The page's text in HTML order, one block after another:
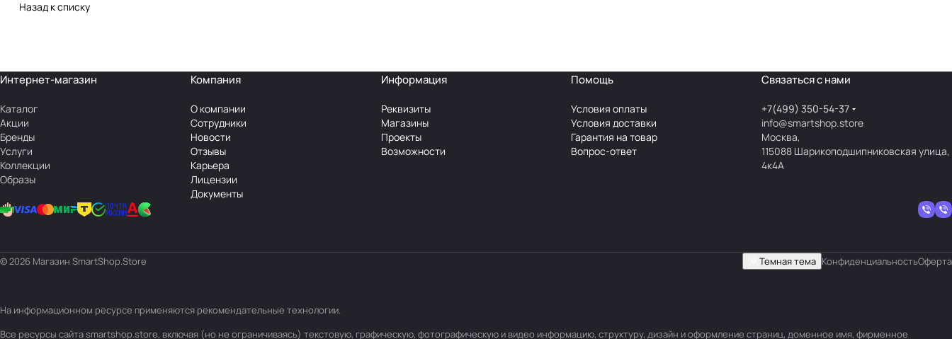
Назад к списку
Интернет-магазин
Каталог
Акции
Бренды
Услуги
Коллекции
Образы
Компания
О компании
Сотрудники
Новости
Отзывы
Карьера
Лицензии
Документы
Информация
Реквизиты
Магазины
Проекты
Возможности
Помощь
Условия оплаты
Условия доставки
Гарантия на товар
Вопрос-ответ
Связаться с нами
+7(499) 350-54-37
info@smartshop.store
Москва,
115088 Шарикоподшипниковская улица,
4к4А
© 2026 Магазин SmartShop.Store Темная тема КонфиденциальностьОферта
На информационном ресурсе применяются рекомендательные технологии.
Все ресурсы сайта smartshop.store, включая (но не ограничиваясь) текстовую, графическую, фотографическую и видео информацию, структуру, дизайн и оформление страниц, доменное имя, фирменное